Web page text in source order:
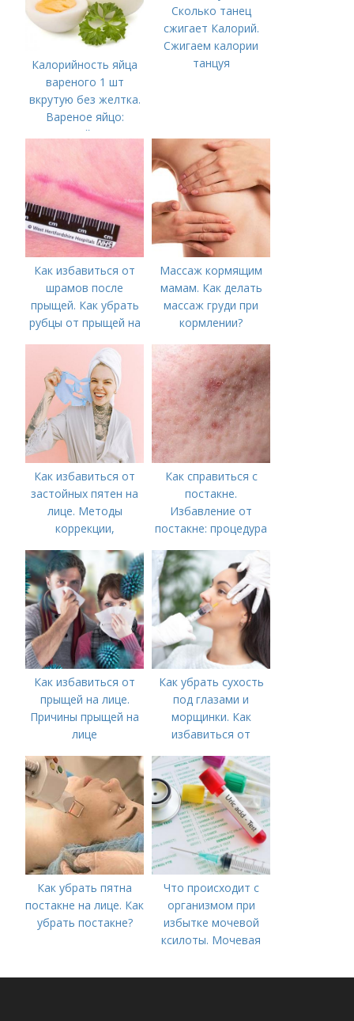
Калорийность яйца
вареного 1 шт
вкрутую без желтка.
Вареное яйцо:
калорийность
Сколько танец
сжигает Калорий.
Сжигаем калории
танцуя
Как избавиться от
шрамов после
прыщей. Как убрать
рубцы от прыщей на
Массаж кормящим
мамам. Как делать
массаж груди при
кормлении?
Как избавиться от
застойных пятен на
лице. Методы
коррекции,
акне и удаления
рубцов и шрамов
постакне
Как справиться с
постакне.
Избавление от
постакне: процедура
Как избавиться от
прыщей на лице.
Причины прыщей на
лице
Как убрать сухость
под глазами и
морщинки. Как
избавиться от
косметологические
процедуры
Как убрать пятна
постакне на лице. Как
убрать постакне?
Что происходит с
организмом при
избытке мочевой
ксилоты. Мочевая
норма и отклонения